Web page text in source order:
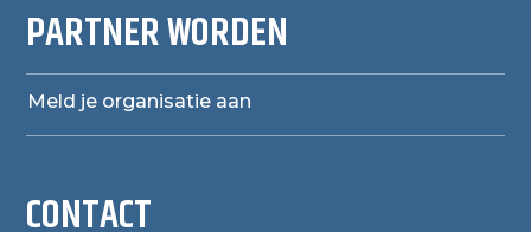
PARTNER WORDEN
Meld je organisatie aan
CONTACT